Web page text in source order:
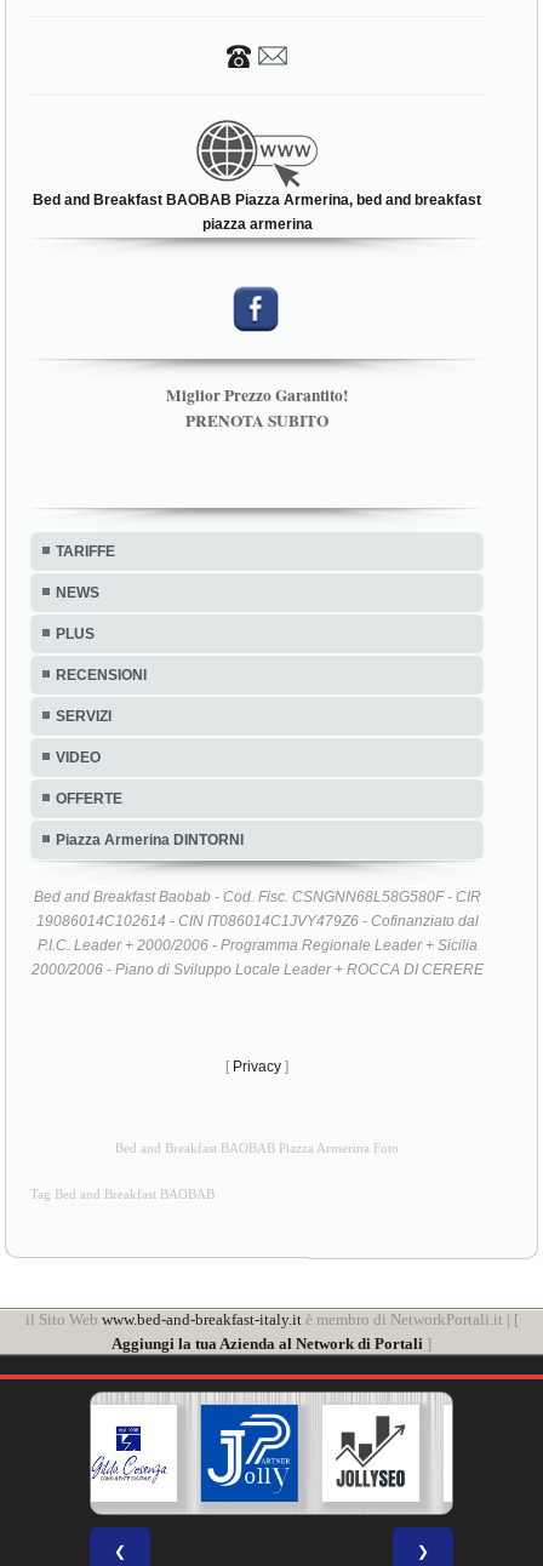
Bed and Breakfast BAOBAB Piazza Armerina, bed and breakfast
piazza armerina
Miglior Prezzo Garantito!
PRENOTA SUBITO
TARIFFE
NEWS
PLUS
RECENSIONI
SERVIZI
VIDEO
OFFERTE
Piazza Armerina DINTORNI
Bed and Breakfast Baobab - Cod. Fisc. CSNGNN68L58G580F - CIR
19086014C102614 - CIN IT086014C1JVY479Z6 - Cofinanziato dal
P.I.C. Leader + 2000/2006 - Programma Regionale Leader + Sicilia
2000/2006 - Piano di Sviluppo Locale Leader + ROCCA DI CERERE
[ Privacy ]
Bed and Breakfast BAOBAB Piazza Armerina Foto
Tag Bed and Breakfast BAOBAB
il Sito Web www.bed-and-breakfast-italy.itè membro di NetworkPortali.it | [
Aggiungi la tua Azienda al Network di Portali ]
❮ ❯